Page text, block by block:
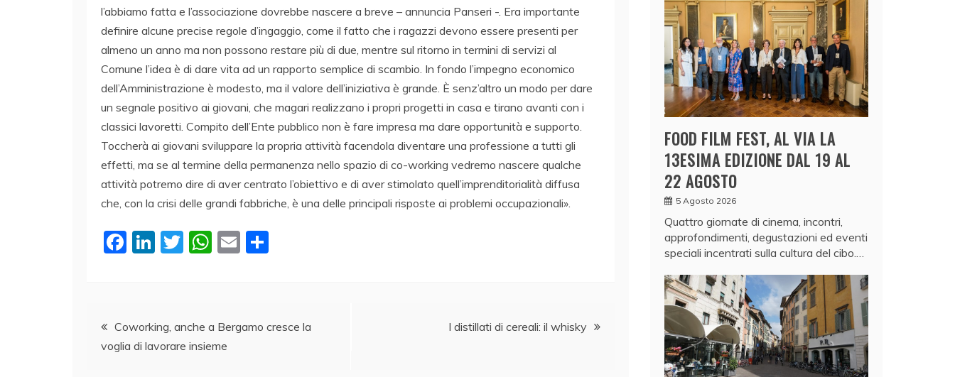
l’abbiamo fatta e l’associazione dovrebbe nascere a breve – annuncia Panseri -. Era importante
definire alcune precise regole d’ingaggio, come il fatto che i ragazzi devono essere presenti per
almeno un anno ma non possono restare più di due, mentre sul ritorno in termini di servizi al
Comune l’idea è di dare vita ad un rapporto semplice di scambio. In fondo l’impegno economico
dell’Amministrazione è modesto, ma il valore dell’iniziativa è grande. È senz’altro un modo per dare
un segnale positivo ai giovani, che magari realizzano i propri progetti in casa e tirano avanti con i
classici lavoretti. Compito dell’Ente pubblico non è fare impresa ma dare opportunità e supporto.
Toccherà ai giovani sviluppare la propria attività facendola diventare una professione a tutti gli
effetti, ma se al termine della permanenza nello spazio di co-working vedremo nascere qualche
attività potremo dire di aver centrato l’obiettivo e di aver stimolato quell’imprenditorialità diffusa
che, con la crisi delle grandi fabbriche, è una delle principali risposte ai problemi occupazionali».
F
b
o
Li
dI
n
T
W
A
p
E
vi
Navigazione
articoli
Coworking, anche a Bergamo cresce la
voglia di lavorare insieme
I distillati di cereali: il whisky
FOOD FILM FEST, AL VIA LA
13ESIMA EDIZIONE DAL 19 AL
22 AGOSTO
5 Agosto 2026
Quattro giornate di cinema, incontri,
approfondimenti, degustazioni ed eventi
speciali incentrati sulla cultura del cibo.…